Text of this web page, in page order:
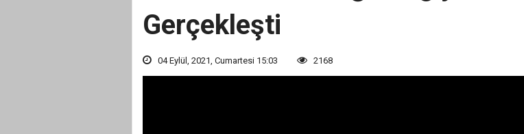
Gerçekleşti
04 Eylül, 2021, Cumartesi 15:03 2168